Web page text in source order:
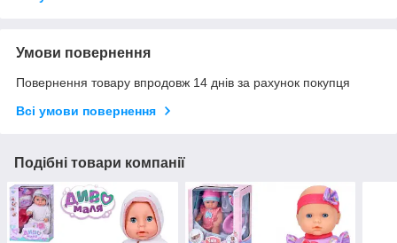
Умови повернення
Повернення товару впродовж 14 днів за рахунок покупця
Всі умови повернення
Подібні товари компанії